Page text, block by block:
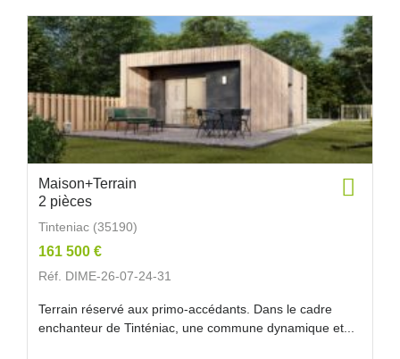
Maison+Terrain
2 pièces
Tinteniac (35190)
161 500 €
Réf. DIME-26-07-24-31
Terrain réservé aux primo-accédants. Dans le cadre
enchanteur de Tinténiac, une commune dynamique et...